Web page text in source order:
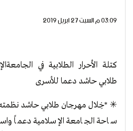
03:09 م السبت 27 ابريل 2019
كتلة الأحرار الطلابية في
طلابي حاشد دعما للأسرى
✳ *خِلال مهرجان طلابي حاشد نظمته
ساحة الجامعة الإسلامية دعماً